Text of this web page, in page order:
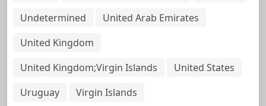
Undetermined
United Arab Emirates
United Kingdom
United Kingdom;Virgin Islands
United States
Uruguay
Virgin Islands